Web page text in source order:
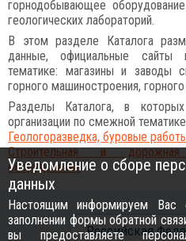
горнодобывающее
геологических лабораторий.
В этом разделе Каталога
данные, официальные сайты
тематике: магазины и заводы
горного машиностроения,
Разделы Каталога, в
организации по смежной
Геологоразведка, буровые
Строительная и дорожная
оборудование
Российcкая
Уведомление о сборе
данных
Настоящим информируем
заполнении формы обратной
вы предоставляете